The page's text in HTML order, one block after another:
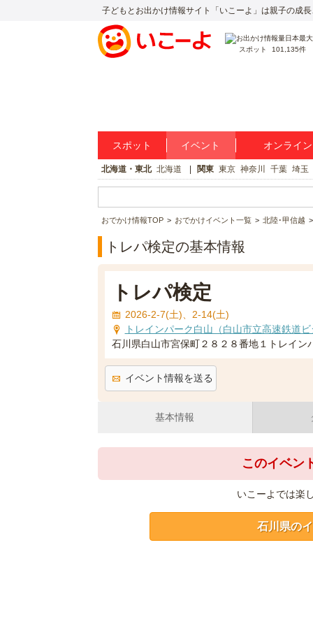
子どもとお出かけ情報サイト「いこーよ」は親子の成長
スポット 101,135件
スポット イベント オンライ
北海道・東北 北海道 関東 東京 神奈川 千葉 埼玉
おでかけ情報TOP おでかけイベント一覧 北陸･甲信越
トレパ検定の基本情報
トレパ検定
2026-2-7(土)、2-14(土)
トレインパーク白山（白山市立高速鉄道ビ
石川県白山市宮保町２８２８番地１トレイン
イベント情報を送る
基本情報
このイベン
いこーよでは楽
石川県の